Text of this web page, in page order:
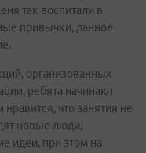
так воспитали в
привычки, данное
организованных
ребята начинают
что занятия не
новые люди,
идеи, при этом на